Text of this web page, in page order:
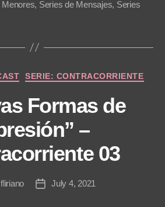
Menores, Series de Mensajes, Series
Categories
SERIE: CONTRACORRIENTE
Formas de
–
03
fliriano
PostJuly 4, 2021